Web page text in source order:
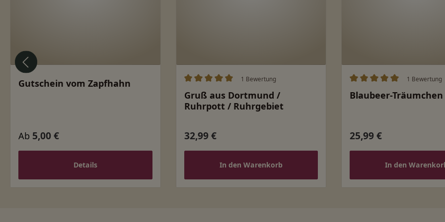
Gutschein vom Zapfhahn
Regulärer Preis:
Ab 5,00 €
Details
Durchschnittliche Bewertung von 5 von 5 Sternen
1 Bewertung
Gruß aus Dortmund /
Ruhrpott / Ruhrgebiet
Regulärer Preis:
32,99 €
In den Warenkorb
Durchschnittliche
1 Bewertung
Blaubeer-Träumchen
Regulärer Preis:
25,99 €
In den